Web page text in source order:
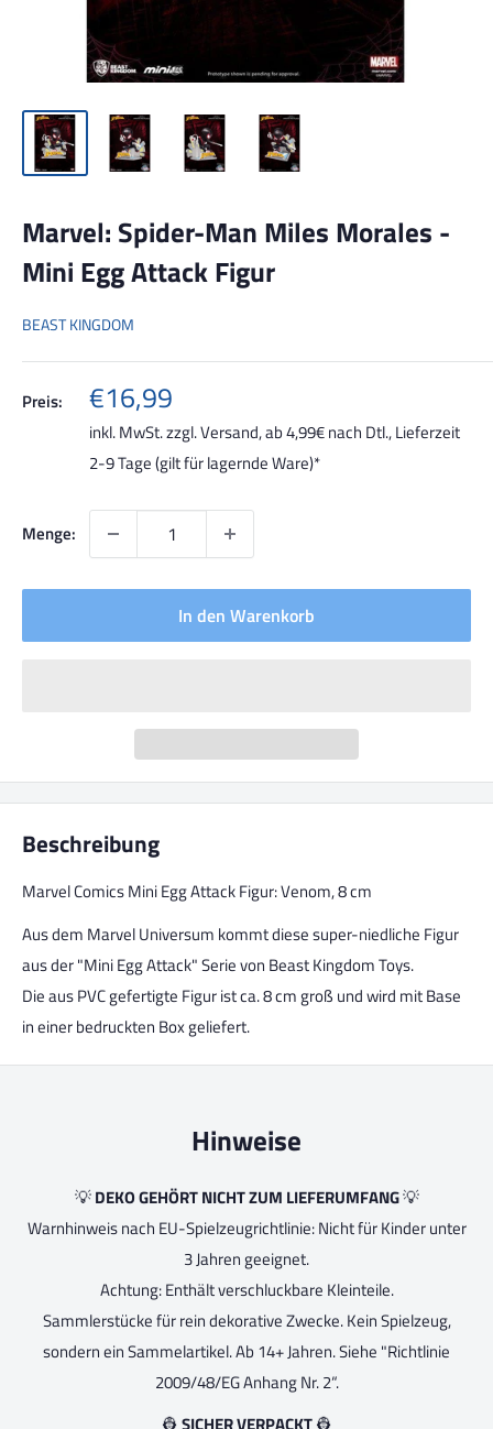
Marvel: Spider-Man Miles Morales -
Mini Egg Attack Figur
BEAST KINGDOM
Preis: Sonderpreis
€16,99
inkl. MwSt. zzgl.Versand, ab 4,99€ nach Dtl., Lieferzeit
2-9 Tage (gilt für lagernde Ware)*
Menge:
In den Warenkorb
Beschreibung
Marvel Comics Mini Egg Attack Figur: Venom, 8 cm
Aus dem Marvel Universum kommt diese super-niedliche Figur
aus der "Mini Egg Attack" Serie von Beast Kingdom Toys.
Die aus PVC gefertigte Figur ist ca. 8 cm groß und wird mit Base
in einer bedruckten Box geliefert.
Hinweise
💡DEKO GEHÖRT NICHT ZUM LIEFERUMFANG💡
Warnhinweis nach EU-Spielzeugrichtlinie: Nicht für Kinder unter
3 Jahren geeignet.
Achtung: Enthält verschluckbare Kleinteile.
Sammlerstücke für rein dekorative Zwecke. Kein Spielzeug,
sondern ein Sammelartikel. Ab 14+ Jahren. Siehe "Richtlinie
2009/48/EG Anhang Nr. 2“.